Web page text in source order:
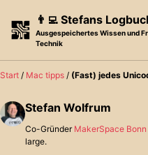
👨‍💻 Stefans
Ausgespeichertes Wissen und
Technik
Start / Mac tipps / (Fast) jedes
Stefan Wolfrum
Co-Gründer MakerSpace Bonn
large.